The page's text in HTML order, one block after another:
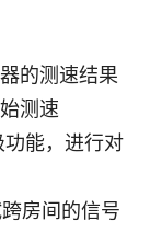
的测速结果
测速
能，进行对
房间的信号